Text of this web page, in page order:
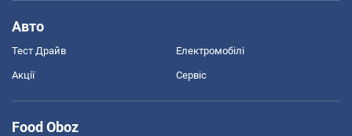
Авто
Тест Драйв Електромобілі
Акції Сервіс
Food Oboz